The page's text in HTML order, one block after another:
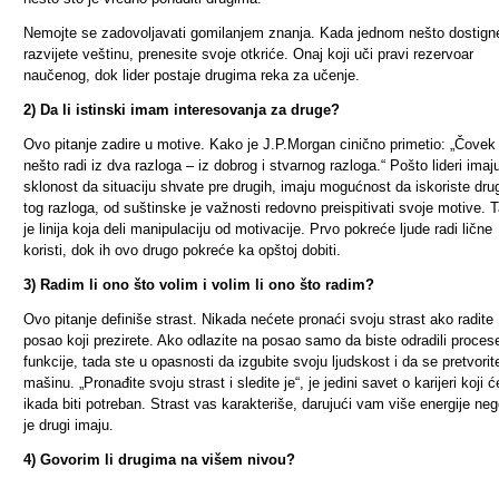
Nemojte se zadovoljavati gomilanjem znanja. Kada jednom nešto
razvijete veštinu, prenesite svoje otkriće. Onaj koji uči pravi rezervoar
naučenog, dok lider postaje drugima reka za učenje.
2) Da li istinski imam interesovanja za druge?
Ovo pitanje zadire u motive. Kako je J.P.Morgan cinično primetio:
nešto radi iz dva razloga – iz dobrog i stvarnog razloga.“ Pošto lideri
sklonost da situaciju shvate pre drugih, imaju mogućnost da iskoriste
tog razloga, od suštinske je važnosti redovno preispitivati svoje motive.
je linija koja deli manipulaciju od motivacije. Prvo pokreće ljude radi lične
koristi, dok ih ovo drugo pokreće ka opštoj dobiti.
3) Radim li ono što volim i volim li ono što radim?
Ovo pitanje definiše strast. Nikada nećete pronaći svoju strast ako radite
posao koji prezirete. Ako odlazite na posao samo da biste odradili
funkcije, tada ste u opasnosti da izgubite svoju ljudskost i da se
mašinu. „Pronađite svoju strast i sledite je“, je jedini savet o karijeri koji
ikada biti potreban. Strast vas karakteriše, darujući vam više energije
je drugi imaju.
4) Govorim li drugima na višem nivou?